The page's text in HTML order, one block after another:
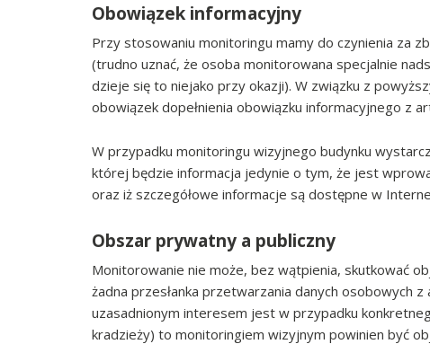
Obowiązek informacyjny
Przy stosowaniu monitoringu mamy do czynienia za
(trudno uznać, że osoba monitorowana specjalnie
dzieje się to niejako przy okazji). W związku z
obowiązek dopełnienia obowiązku informacyjnego z
W przypadku monitoringu wizyjnego budynku
której będzie informacja jedynie o tym, że jest
oraz iż szczegółowe informacje są dostępne w
Obszar prywatny a publiczny
Monitorowanie nie może, bez wątpienia, skutkować
żadna przesłanka przetwarzania danych osobowych
uzasadnionym interesem jest w przypadku
kradzieży) to monitoringiem wizyjnym powinien być